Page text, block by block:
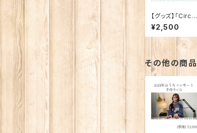
【グッズ】「Circul
ation」マフラー
タオル（WEBSH
OP ver.）
¥2,500
その他の商品